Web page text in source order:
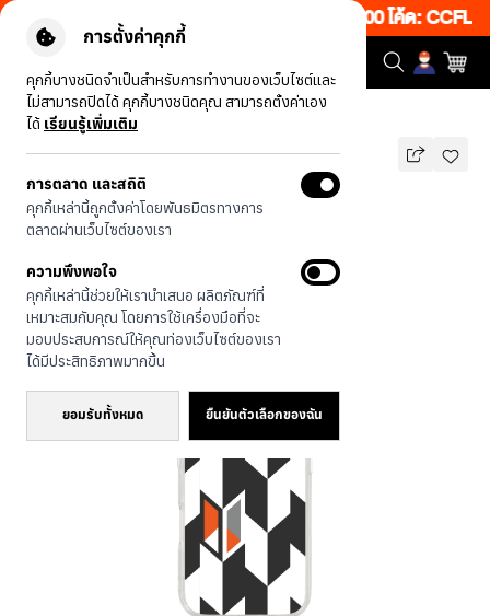
การตั้งค่าคุกกี้
คุกกี้บางชนิดจำเป็นสำหรับการทำงานของเว็บไซต์และ
ไม่สามารถปิดได้ คุกกี้บางชนิดคุณ สามารถตั้งค่าเอง
ได้ เรียนรู้เพิ่มเติม
การตลาด และสถิติ
คุกกี้เหล่านี้ถูกตั้งค่าโดยพันธมิตรทางการ
ตลาดผ่านเว็บไซต์ของเรา
ความพึงพอใจ
คุกกี้เหล่านี้ช่วยให้เรานำเสนอ ผลิตภัณฑ์ที่
เหมาะสมกับคุณ โดยการใช้เครื่องมือที่จะ
มอบประสบการณ์ให้คุณท่องเว็บไซต์ของเรา
ได้มีประสิทธิภาพมากขึ้น
ยอมรับทั้งหมด ยืนยันตัวเลือกของฉัน
เว็บ 50% เพียงช้อป 1 ชิ้น เริ่มคืนนี้ 19.00-00.00 โค้ด:
รุ่นทั้งหมด ตารางแฉก
รองรับ MAGSAFE
ตารางแฉก
1,290 บาท
🔥 ลด 200.- ขั้นต่ำ 1,000.- โค้ด:
EOSS200